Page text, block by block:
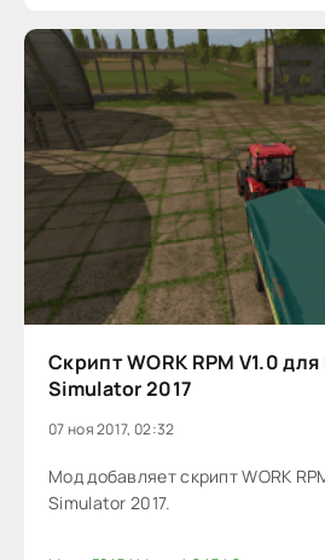
Скрипт WORK RPM V1.0 для
Simulator 2017
07 ноя 2017, 02:32
Мод добавляет скрипт WORK
Simulator 2017.